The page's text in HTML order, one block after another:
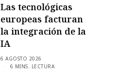
Las tecnológicas
europeas facturan
la integración de la
IA
6 AGOSTO 2026
6 MINS. LECTURA